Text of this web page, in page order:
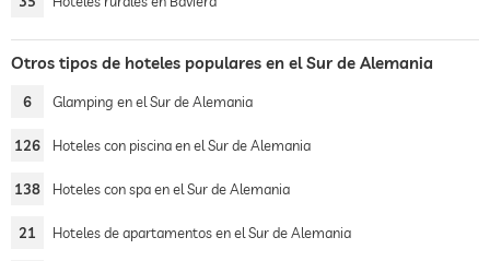
Otros tipos de hoteles populares en el Sur de Alemania
6 Glamping en el Sur de Alemania
126 Hoteles con piscina en el Sur de Alemania
138 Hoteles con spa en el Sur de Alemania
21 Hoteles de apartamentos en el Sur de Alemania